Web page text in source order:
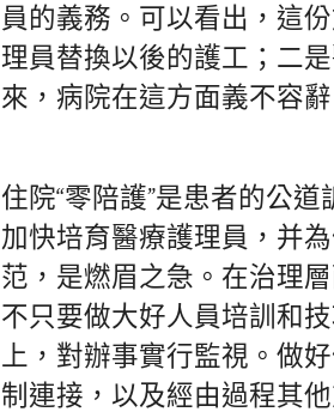
員的義務。可以看出，這
理員替換以後的護工；二
來，病院在這方面義不容辭
住院“零陪護”是患者的公
加快培育醫療護理員，并
范，是燃眉之急。在治理
不只要做大好人員培訓和
上，對辦事實行監視。做
制連接，以及經由過程其